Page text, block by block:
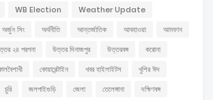
WB Election
Weather Update
অর্জুন সিং অর্থনীতি আন্তর্জাতিক আবহাওয়া
আমফান
২৪ পরগনা উত্তর দিনাজপুর উত্তরবঙ্গ
করোনা
কোয়ারেন্টাইন খবর হাইলাইটস
খুশির ঈদ
চুরি জলপাইগুড়ি জেলা তেলেঙ্গানা
দক্ষিণবঙ্গ